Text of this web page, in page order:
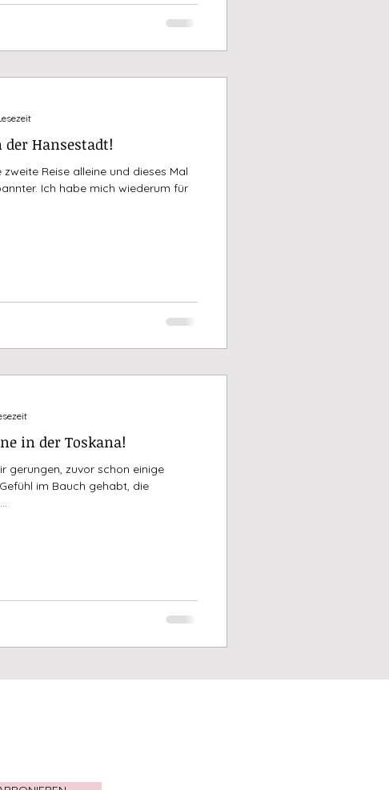
Hansestadt!
Reise alleine und dieses Mal
Ich habe mich wiederum für
in der Toskana!
gerungen, zuvor schon einige
im Bauch gehabt, die